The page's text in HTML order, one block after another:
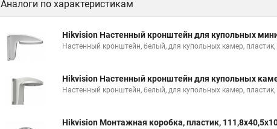
Аналоги по характеристикам
Hikvision Настенный кронштейн для купольных
Настенный кронштейн, белый, для купольных камер,
Hikvision Настенный кронштейн для купольных
Настенный кронштейн, белый, для купольных камер,
Hikvision Монтажная коробка, пластик,